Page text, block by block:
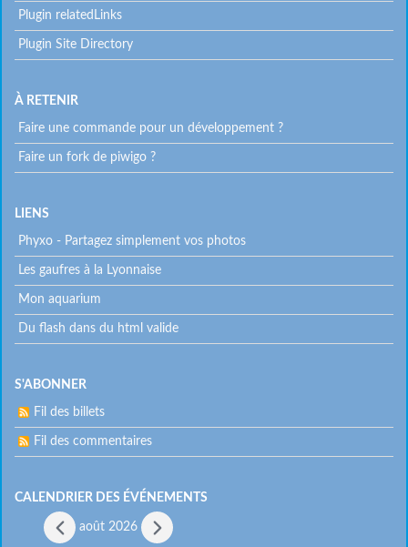
Plugin relatedLinks
Plugin Site Directory
À RETENIR
Faire une commande pour un développement ?
Faire un fork de piwigo ?
Menu
extra
LIENS
Phyxo - Partagez simplement vos photos
Les gaufres à la Lyonnaise
Mon aquarium
Du flash dans du html valide
S'ABONNER
Fil des billets
Fil des commentaires
CALENDRIER DES ÉVÉNEMENTS
août 2026